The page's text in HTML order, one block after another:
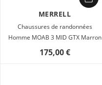
MERRELL
Chaussures de randonnées
Homme MOAB 3 MID GTX Marron
175,00 €